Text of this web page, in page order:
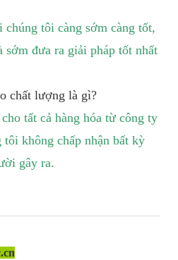
tôi càng sớm càng tốt,
sớm đưa ra giải pháp tốt nhất
chất lượng là gì?
tất cả hàng hóa từ công ty
không chấp nhận bất kỳ
gây ra.